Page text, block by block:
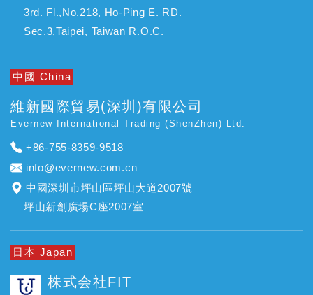
3rd. Fl.,No.218, Ho-Ping E. RD.
Sec.3,Taipei, Taiwan R.O.C.
中國 China
維新國際貿易(深圳)有限公司
Evernew International Trading (ShenZhen) Ltd.
+86-755-8359-9518
info@evernew.com.cn
中國深圳市坪山區坪山大道2007號
坪山新創廣場C座2007室
日本 Japan
株式会社FIT